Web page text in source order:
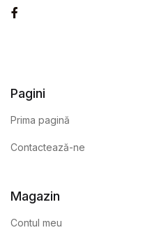
Pagini
Prima pagină
Contactează-ne
Magazin
Contul meu